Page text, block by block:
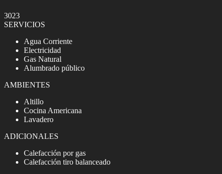
3023
SERVICIOS
Agua Corriente
Electricidad
Gas Natural
Alumbrado público
AMBIENTES
Altillo
Cocina Americana
Lavadero
ADICIONALES
Calefacción por gas
Calefacción tiro balanceado